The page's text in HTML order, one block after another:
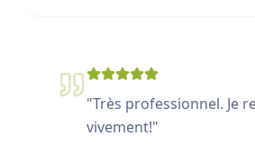
"Très professionnel. Je
vivement!"